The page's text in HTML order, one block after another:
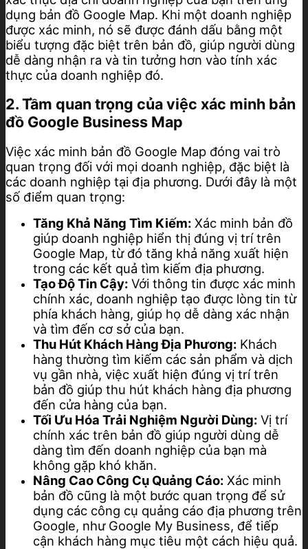
dụng bản đồ Google Map. Khi một doanh nghiệp
được xác minh, nó sẽ được đánh dấu bằng một
biểu tượng đặc biệt trên bản đồ, giúp người dùng
dễ dàng nhận ra và tin tưởng hơn vào tính xác
thực của doanh nghiệp đó.
2. Tầm quan trọng của việc xác minh bản
đồ Google Business Map
Việc xác minh bản đồ Google Map đóng vai trò
quan trọng đối với mọi doanh nghiệp, đặc biệt là
các doanh nghiệp tại địa phương. Dưới đây là một
số điểm quan trọng:
Tăng Khả Năng Tìm Kiếm: Xác minh bản đồ
giúp doanh nghiệp hiển thị đúng vị trí trên
Google Map, từ đó tăng khả năng xuất hiện
trong các kết quả tìm kiếm địa phương.
Tạo Độ Tin Cậy: Với thông tin được xác minh
chính xác, doanh nghiệp tạo được lòng tin từ
phía khách hàng, giúp họ dễ dàng xác nhận
và tìm đến cơ sở của bạn.
Thu Hút Khách Hàng Địa Phương: Khách
hàng thường tìm kiếm các sản phẩm và dịch
vụ gần nhà, việc xuất hiện đúng vị trí trên
bản đồ giúp thu hút khách hàng địa phương
đến cửa hàng của bạn.
Tối Ưu Hóa Trải Nghiệm Người Dùng: Vị trí
chính xác trên bản đồ giúp người dùng dễ
dàng tìm đến doanh nghiệp của bạn mà
không gặp khó khăn.
Nâng Cao Công Cụ Quảng Cáo: Xác minh
bản đồ cũng là một bước quan trọng để sử
dụng các công cụ quảng cáo địa phương trên
Google, như Google My Business, để tiếp
cận khách hàng mục tiêu một cách hiệu quả.